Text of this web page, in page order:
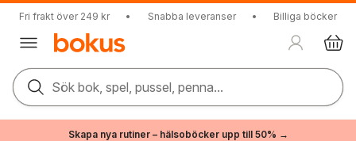
Fri frakt över 249 kr • Snabba leveranser • Billiga böcker
Sök bok, spel, pussel, penna...
Skapa nya rutiner – hälsoböcker upp till 50% →